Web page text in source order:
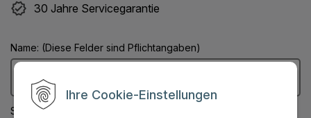
Ihre Cookie-Einstellungen
30 Jahre Servicegarantie
Name: (Diese Felder sind Pflichtangaben)
Stadt: (Diese Felder sind Pflichtangaben)